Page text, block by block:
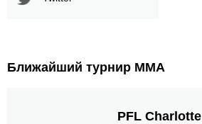
Ближайший турнир ММА
PFL Charlotte